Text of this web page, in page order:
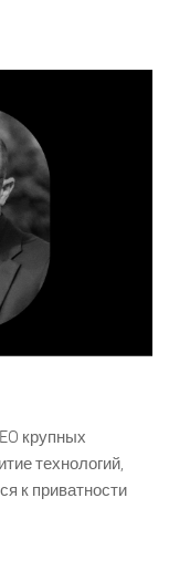
крупных
технологий,
к приватности